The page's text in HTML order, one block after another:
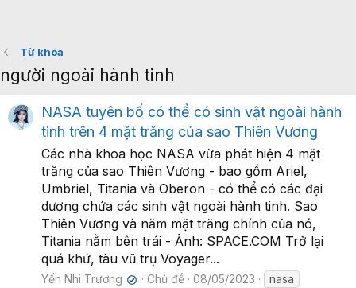
Từ khóa
người ngoài hành tinh
NASA tuyên bố có thể có sinh vật ngoài hành
tinh trên 4 mặt trăng của sao Thiên Vương
Các nhà khoa học NASA vừa phát hiện 4 mặt
trăng của sao Thiên Vương - bao gồm Ariel,
Umbriel, Titania và Oberon - có thể có các đại
dương chứa các sinh vật ngoài hành tinh. Sao
Thiên Vương và năm mặt trăng chính của nó,
Titania nằm bên trái - Ảnh: SPACE.COM Trở lại
quá khứ, tàu vũ trụ Voyager...
Yến Nhi Trương ✔ Chủ đề 08/05/2023
nasa